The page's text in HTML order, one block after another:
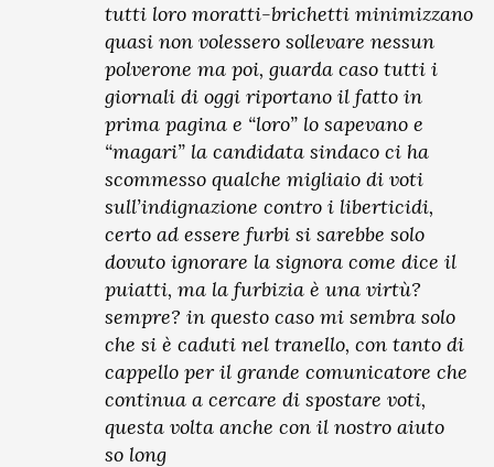
tutti loro moratti-brichetti minimizzano
quasi non volessero sollevare nessun
polverone ma poi, guarda caso tutti i
giornali di oggi riportano il fatto in
prima pagina e “loro” lo sapevano e
“magari” la candidata sindaco ci ha
scommesso qualche migliaio di voti
sull’indignazione contro i liberticidi,
certo ad essere furbi si sarebbe solo
dovuto ignorare la signora come dice il
puiatti, ma la furbizia è una virtù?
sempre? in questo caso mi sembra solo
che si è caduti nel tranello, con tanto di
cappello per il grande comunicatore che
continua a cercare di spostare voti,
questa volta anche con il nostro aiuto
so long